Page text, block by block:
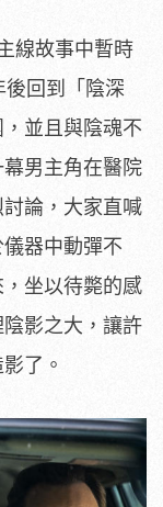
線故事中暫時
回到「 陰深
並且與陰魂不
男主角在醫院
論，大家直喊
器中動彈不
坐以待斃的感
影之大， 讓許
了。